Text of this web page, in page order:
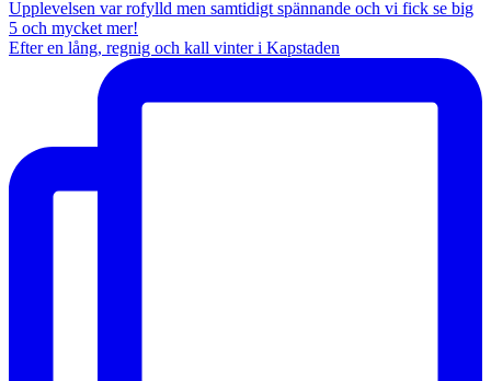
Efter en lång, regnig och kall vinter i Kapstaden